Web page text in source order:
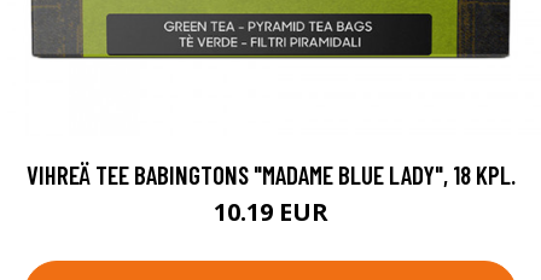
VIHREÄ TEE BABINGTONS "MADAME BLUE LADY", 18 KPL.
10.19 EUR